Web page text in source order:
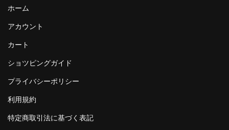
ホーム
アカウント
カート
ショツピングガイド
プライバシーポリシー
利用規約
特定商取引法に基づく表記